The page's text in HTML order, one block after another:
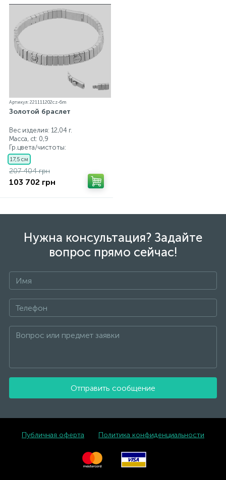
Артикул: 221111202cz-6m
Золотой браслет
Вес изделия: 12,04 г.
Масса, ct: 0,9
Гр.цвета/чистоты:
17,5 см
207 404 грн
103 702 грн
Нужна консультация? Задайте
вопрос прямо сейчас!
Отправить сообщение
Публичная оферта Политика конфиденциальности